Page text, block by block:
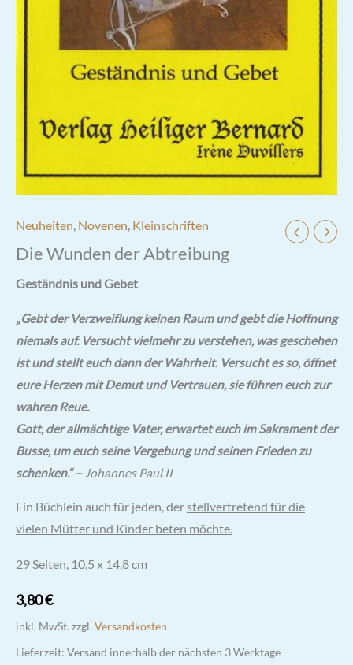
Neuheiten, Novenen, Kleinschriften
Die Wunden der Abtreibung
Geständnis und Gebet
„Gebt der Verzweiflung keinen Raum und gebt die Hoffnung
niemals auf. Versucht vielmehr zu verstehen, was geschehen
ist und stellt euch dann der Wahrheit. Versucht es so, öffnet
eure Herzen mit Demut und Vertrauen, sie führen euch zur
wahren Reue.
Gott, der allmächtige Vater, erwartet euch im Sakrament der
Busse, um euch seine Vergebung und seinen Frieden zu
schenken.“ –Johannes Paul II
Ein Büchlein auch für jeden, derstellvertretend für die
vielen Mütter und Kinder beten möchte.
29 Seiten, 10,5 x 14,8 cm
3,80€
inkl. MwSt. zzgl. Versandkosten
Lieferzeit: Versand innerhalb der nächsten 3 Werktage